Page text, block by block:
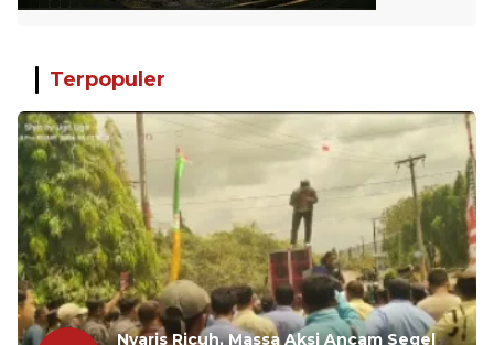
Terpopuler
Nyaris Ricuh, Massa Aksi Ancam Segel